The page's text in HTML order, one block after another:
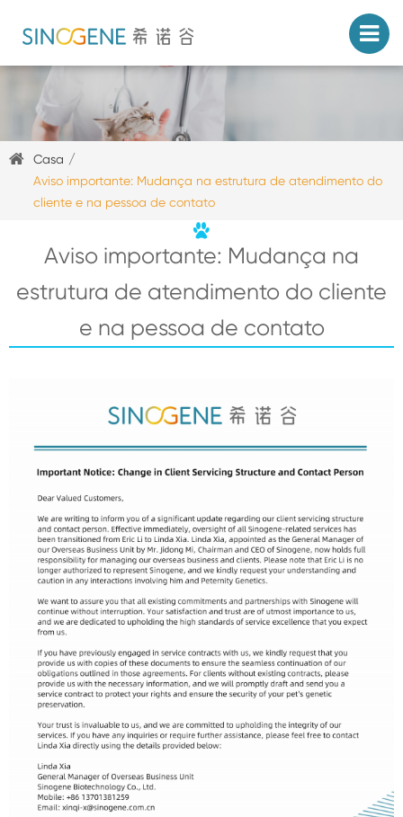
Casa
Aviso importante: Mudança na estrutura de atendimento do
cliente e na pessoa de contato
Aviso importante: Mudança na
estrutura de atendimento do cliente
e na pessoa de contato